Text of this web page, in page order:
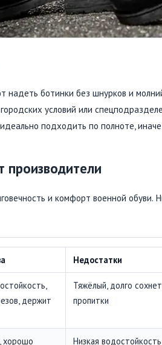
надеть ботинки без шнурков и
условий или
подходить по полноте, иначе
и комфорт военной
Недостатки
держит
Тяжёлый, долго
пропитки
хорошо Низкая